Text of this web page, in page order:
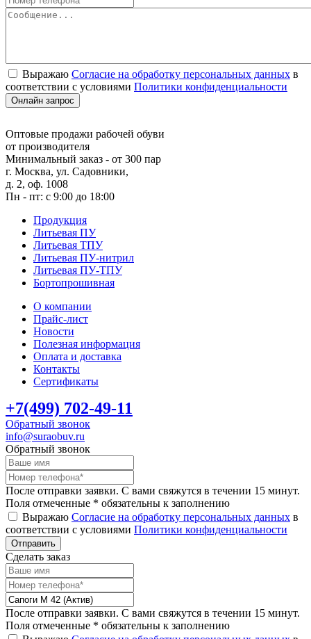
Выражаю Согласие на обработку персональных данных в
соответствии с условиями Политики конфиденциальности
Оптовые продажи рабочей обуви
от производителя
Минимальный заказ - от 300 пар
г. Москва, ул. Садовники,
д. 2, оф. 1008
Пн - пт: с 9:00 до 18:00
Продукция
Литьевая ПУ
Литьевая ТПУ
Литьевая ПУ-нитрил
Литьевая ПУ-ТПУ
Бортопрошивная
О компании
Прайс-лист
Новости
Полезная информация
Оплата и доставка
Контакты
Сертификаты
+7(499) 702-49-11
Обратный звонок
info@suraobuv.ru
Обратный звонок
После отправки заявки. C вами свяжутся в течении 15 минут.
Поля отмеченные * обязательны к заполнению
Выражаю Согласие на обработку персональных данных в
соответствии с условиями Политики конфиденциальности
Сделать заказ
После отправки заявки. C вами свяжутся в течении 15 минут.
Поля отмеченные * обязательны к заполнению